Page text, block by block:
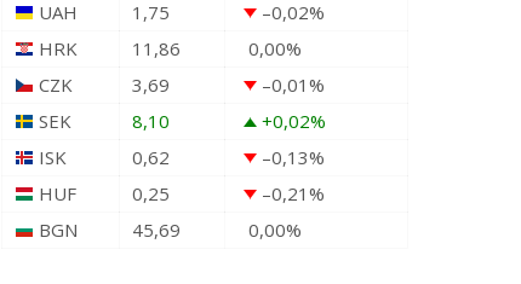
UAH
1,75 –0,02%
HRK
11,86 0,00%
CZK
3,69 –0,01%
SEK
8,10 +0,02%
ISK
0,62 –0,13%
HUF
0,25 –0,21%
BGN
45,69 0,00%